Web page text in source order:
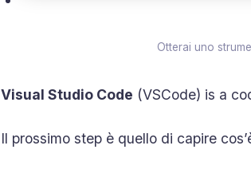
Otterai uno
Visual Studio Code (VSCode) is a
Il prossimo step è quello di capire